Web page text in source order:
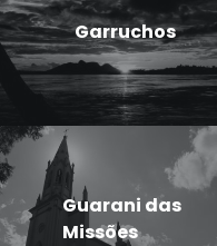
Garruchos
Guarani das
Missões